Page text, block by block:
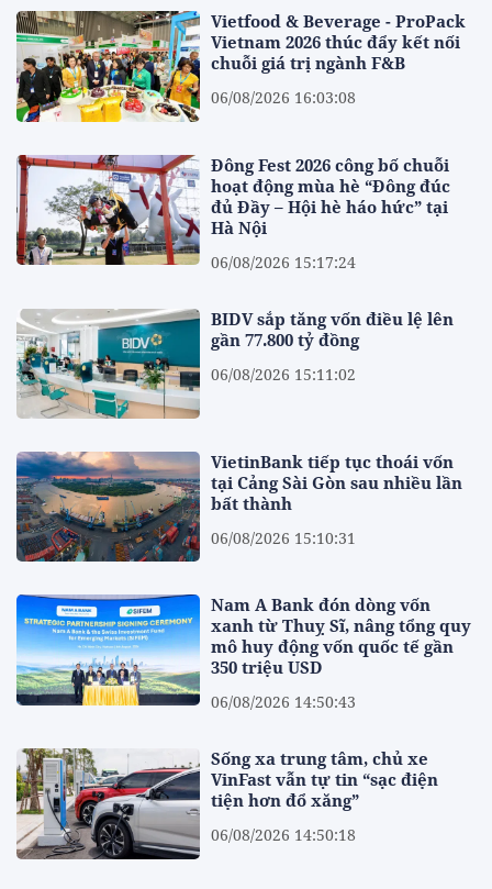
Vietfood & Beverage - ProPack
Vietnam 2026 thúc đẩy kết nối
chuỗi giá trị ngành F&B
06/08/2026 16:03:08
Đông Fest 2026 công bố chuỗi
hoạt động mùa hè “Đông đúc
đủ Đầy – Hội hè háo hức” tại
Hà Nội
06/08/2026 15:17:24
BIDV sắp tăng vốn điều lệ lên
gần 77.800 tỷ đồng
06/08/2026 15:11:02
VietinBank tiếp tục thoái vốn
tại Cảng Sài Gòn sau nhiều lần
bất thành
06/08/2026 15:10:31
Nam A Bank đón dòng vốn
xanh từ Thuỵ Sĩ, nâng tổng quy
mô huy động vốn quốc tế gần
350 triệu USD
06/08/2026 14:50:43
Sống xa trung tâm, chủ xe
VinFast vẫn tự tin “sạc điện
tiện hơn đổ xăng”
06/08/2026 14:50:18